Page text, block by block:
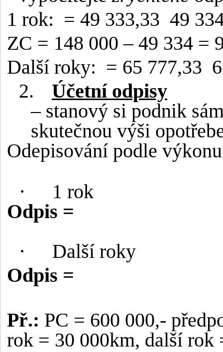
1 rok: = 49 333,33 49
ZC = 148 000 – 49 334 =
Další roky: = 65 777,33
2.
Účetní odpisy
– stanový si podnik
skutečnou výši
Odepisování podle
·
1 rok
Odpis =
·
Další roky
Odpis =
Př.: PC = 600 000,-
rok = 30 000km, další rok